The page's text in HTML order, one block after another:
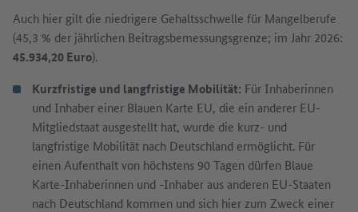
Auch hier gilt die niedrigere Gehaltsschwelle für Mangelberufe
(45,3 % der jährlichen Beitragsbemessungsgrenze; im Jahr 2026:
45.934,20 Euro).
Kurzfristige und langfristige Mobilität: Für Inhaberinnen
und Inhaber einer Blauen Karte EU, die ein anderer EU-
Mitgliedstaat ausgestellt hat, wurde die kurz- und
langfristige Mobilität nach Deutschland ermöglicht. Für
einen Aufenthalt von höchstens 90 Tagen dürfen Blaue
Karte-Inhaberinnen und -Inhaber aus anderen EU-Staaten
nach Deutschland kommen und sich hier zum Zweck einer